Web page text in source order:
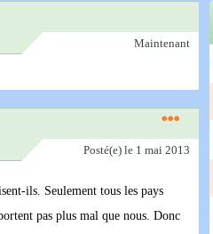
Maintenant
Posté(e) le 1 mai 2013
ils. Seulement tous les pays
pas plus mal que nous. Donc